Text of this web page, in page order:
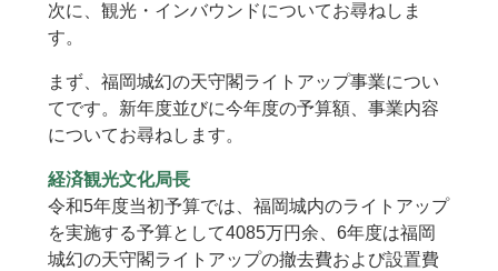
次に、観光・インバウンドについてお尋ねしま
す。
まず、福岡城幻の天守閣ライトアップ事業につい
てです。新年度並びに今年度の予算額、事業内容
についてお尋ねします。
経済観光文化局長
令和5年度当初予算では、福岡城内のライトアップ
を実施する予算として4085万円余、6年度は福岡
城幻の天守閣ライトアップの撤去費および設置費